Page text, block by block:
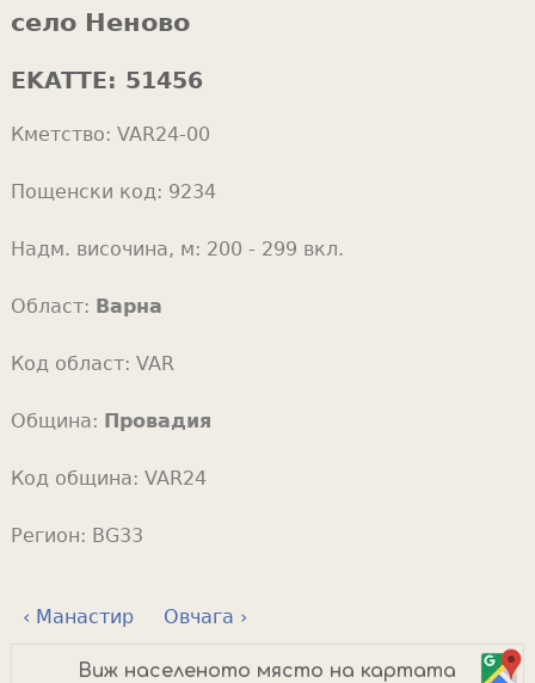
f
r
m
r
e
e
село Неново
EKATTE: 51456
Кметство: VAR24-00
Пощенски код: 9234
Надм. височина, м: 200 - 299 вкл.
Област: Варна
Код област: VAR
Община: Провадия
Код община: VAR24
Регион: BG33
‹ Манастир Овчага ›
Виж населеното място на картата